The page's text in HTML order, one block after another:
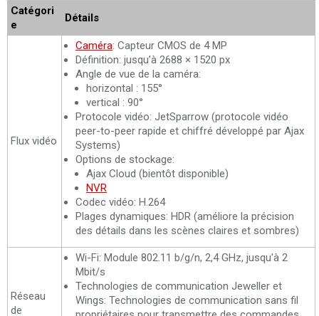
Catégori
e
Détails
Flux vidéo
Caméra: Capteur CMOS de 4 MP
Définition: jusqu’à 2688 × 1520 px
Angle de vue de la caméra:
horizontal : 155°
vertical : 90°
Protocole vidéo: JetSparrow (protocole vidéo
peer-to-peer rapide et chiffré développé par Ajax
Systems)
Options de stockage:
Ajax Cloud (bientôt disponible)
NVR
Codec vidéo: H.264
Plages dynamiques: HDR (améliore la précision
des détails dans les scènes claires et sombres)
Réseau
de
Wi-Fi: Module 802.11 b/g/n, 2,4 GHz, jusqu'à 2
Mbit/s
Technologies de communication Jeweller et
Wings: Technologies de communication sans fil